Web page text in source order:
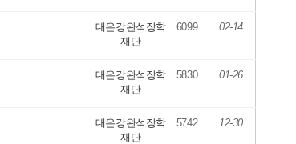
대은강완석장학
재단
6099 02-14
대은강완석장학
재단
5830 01-26
대은강완석장학
재단
5742 12-30